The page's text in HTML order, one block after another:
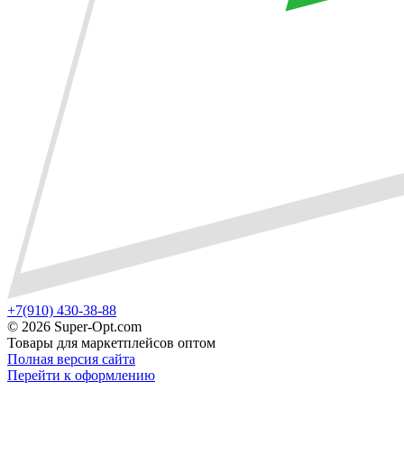
+7(910) 430-38-88
© 2026 Super-Opt.com
Товары для маркетплейсов оптом
Полная версия сайта
Перейти к оформлению